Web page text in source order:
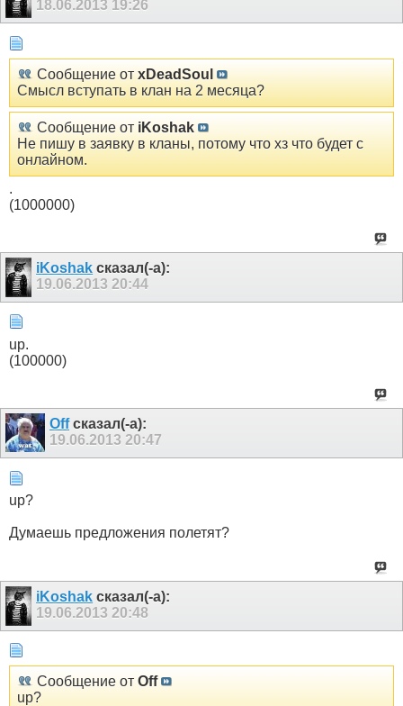
18.06.2013 19:26
Сообщение от xDeadSoul
Смысл вступать в клан на 2 месяца?
Сообщение от iKoshak
Не пишу в заявку в кланы, потому что хз что будет с
онлайном.
.
(1000000)
iKoshak сказал(-а):
19.06.201320:44
up.
(100000)
Offсказал(-а):
19.06.2013 20:47
up?
Думаешь предложения полетят?
iKoshak сказал(-а):
19.06.201320:48
Сообщение от Off
up?